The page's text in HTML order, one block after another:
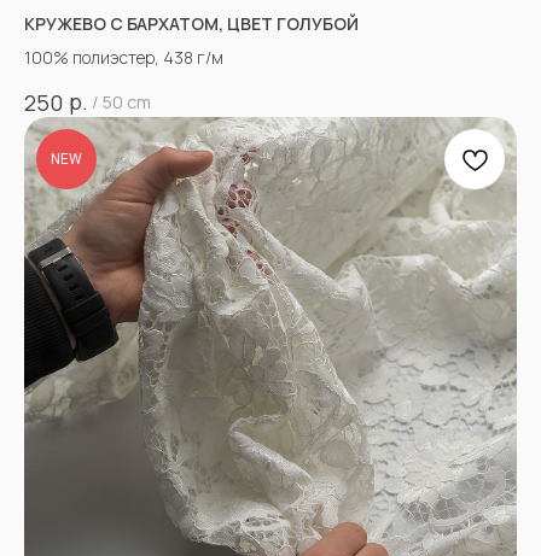
КРУЖЕВО С БАРХАТОМ, ЦВЕТ ГОЛУБОЙ
100% полиэстер, 438 г/м
250 р. / 50 cm
NEW